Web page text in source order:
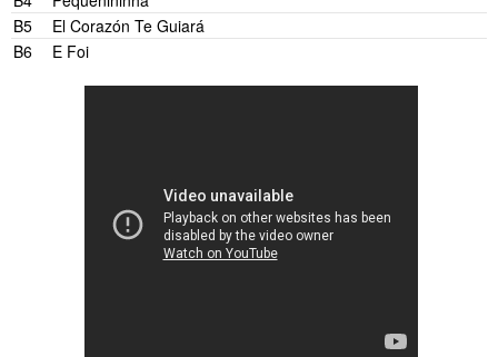
B5
El Corazón Te Guiará
B6
E Foi